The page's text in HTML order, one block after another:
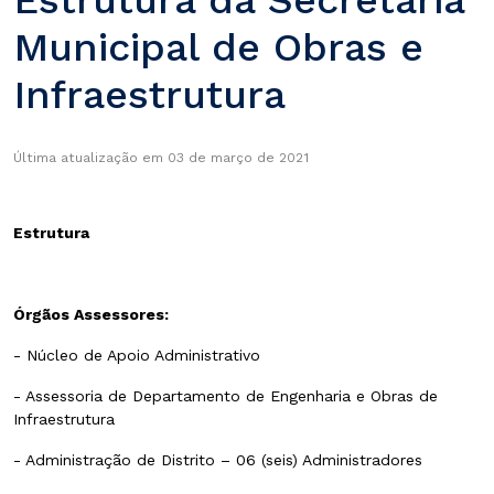
Municipal de Obras e
Infraestrutura
Última atualização em 03 de março de 2021
Estrutura
Órgãos Assessores:
- Núcleo de Apoio Administrativo
- Assessoria de Departamento de Engenharia e Obras de
Infraestrutura
- Administração de Distrito – 06 (seis) Administradores